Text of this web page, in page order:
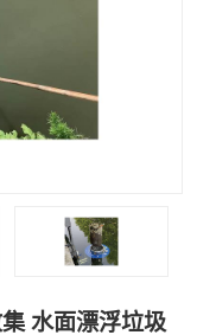
水面漂浮垃圾
洗装置
污水处理泵房